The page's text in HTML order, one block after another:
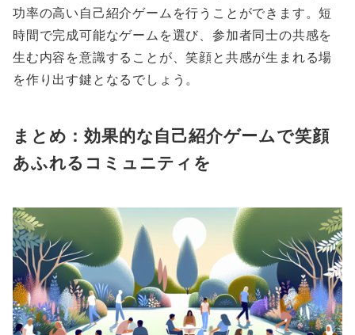
功率の高い自己紹介ゲームを行うことができます。短
時間で完成可能なゲームを選び、参加者同士の共感を
生む内容を意識することが、笑顔と共感が生まれる場
を作り出す鍵となるでしょう。
まとめ：効果的な自己紹介ゲームで笑顔
あふれるコミュニティを